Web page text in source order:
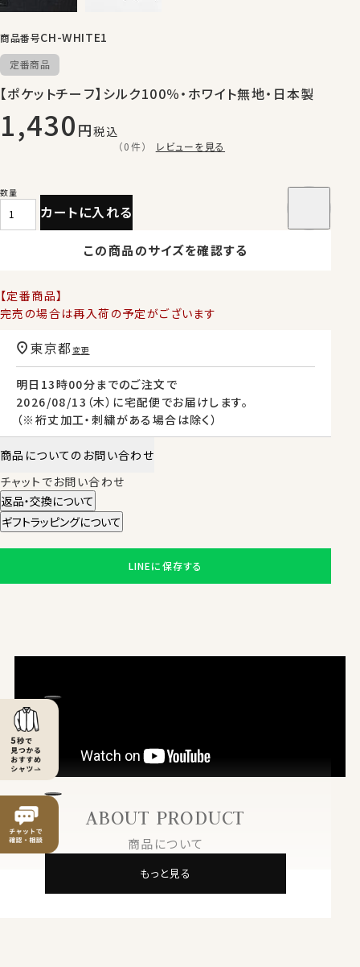
商品番号CH-WHITE1
定番商品
【ポケットチーフ】シルク100％・ホワイト無地・日本製
1,430 税込
（0件） レビューを見る
カートに入れる
この商品のサイズを確認する
【定番商品】
完売の場合は再入荷の予定がございます
明日 13時00分までのご注文で
2026/08/13（木） に宅配便 でお届けします。
（※裄丈加工・刺繍がある場合は除く）
東京都変更
商品についてのお問い合わせ
チャットでお問い合わせ
返品・交換について
ギフトラッピングについて
LINEに保存する
ABOUT PRODUCT
商品について
もっと見る